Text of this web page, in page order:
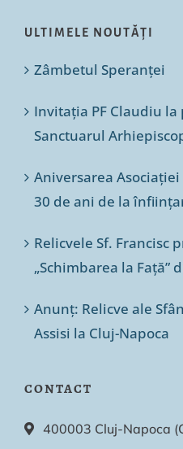
ULTIMELE NOUTĂȚI
Zâmbetul Speranței
Invitația PF Claudiu
Sanctuarul
Aniversarea
30 de ani de la
Relicvele Sf. Francisc
„Schimbarea la Față”
Anunț: Relicve ale
Assisi la Cluj-Napoca
CONTACT
400003 Cluj-Napoca